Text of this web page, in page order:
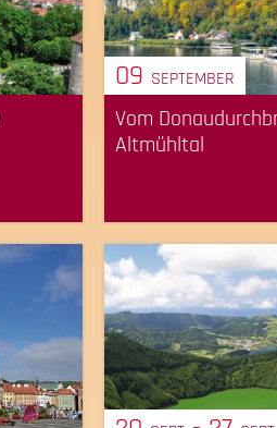
09 SEPTEMBER
Vom
Altmühltal